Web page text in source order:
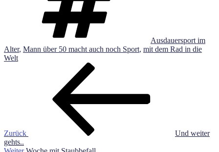
Ausdauersport im
Alter, Mann über 50 macht auch noch Sport, mit dem Rad in die
Welt
Beitragsnavigation
Zurück
Und weiter
gehts..
Nächster